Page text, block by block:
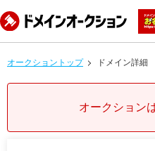
オークショントップ ドメイン詳細
オークション